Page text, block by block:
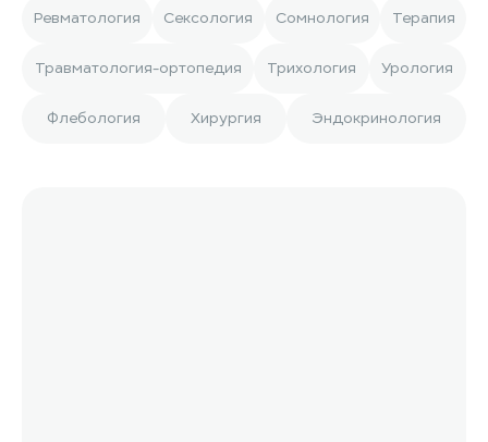
Ревматология Сексология Сомнология Терапия
Травматология-ортопедия Трихология Урология
Флебология Хирургия Эндокринология